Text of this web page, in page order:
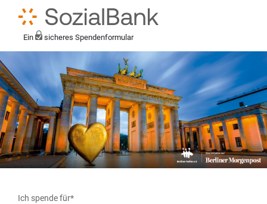
Ein sicheres Spendenformular
Ich spende für*